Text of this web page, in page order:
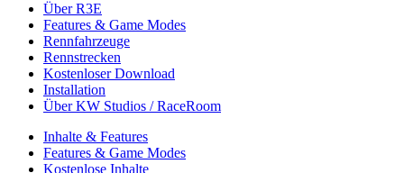
Über R3E
Features & Game Modes
Rennfahrzeuge
Rennstrecken
Kostenloser Download
Installation
Über KW Studios / RaceRoom
Inhalte & Features
Features & Game Modes
Kostenlose Inhalte